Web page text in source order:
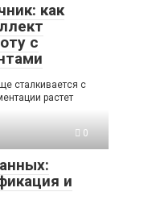
как
с
сталкивается с
растет
0
и